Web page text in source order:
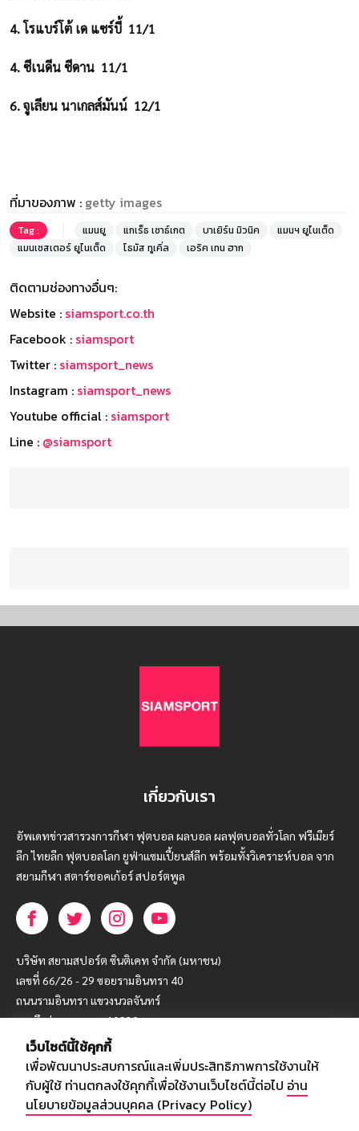
4. โรแบร์โต้ เด แซร์บี้ 11/1
4. ซีเนดีน ซีดาน 11/1
6. จูเลียน นาเกลส์มันน์ 12/1
ที่มาของภาพ : getty images
Tag : แมนยู แกเร็ธ เซาธ์เกต บาเยิร์น มิวนิค
แมนฯ ยูไนเต็ด
แมนเชสเตอร์ ยูไนเต็ด
โธมัส ทูเคิ่ล เอริค เทน ฮาก
ติดตามช่องทางอื่นๆ:
Website : siamsport.co.th
Facebook : siamsport
Twitter : siamsport_news
Instagram : siamsport_news
Youtube official : siamsport
Line : @siamsport
เกี่ยวกับเรา
อัพเดทข่าวสารวงการกีฬา ฟุตบอล ผลบอล ผลฟุตบอลทั่วโลก ฟรีเมียร์
ลีก ไทยลีก ฟุตบอลโลก ยูฟ่าแซมเปี้ยนส์ลีก พร้อมทั้งวิเคราะห์บอล จาก
สยามกีฬา สตาร์ชอคเก้อร์ สปอร์ตพูล
บริษัท สยามสปอร์ต ซินติเคท จำกัด (มหาชน)
เลขที่ 66/26 - 29 ซอยรามอินทรา 40
ถนนรามอินทรา แขวงนวลจันทร์
เขตบึงกุ่ม กรุงเทพฯ 10230
โทร : 02-5088-000
webmaster@siamsport.co.th
เว็บไซต์ : www.siamsport.co.th
เว็บไซต์นี้ใช้คุกกี้
เพื่อพัฒนาประสบการณ์และเพิ่มประสิทธิภาพการใช้งานให้
กับผู้ใช้ ท่านตกลงใช้คุกกี้เพื่อใช้งานเว็บไซต์นี้ต่อไป อ่าน
นโยบายข้อมูลส่วนบุคคล (Privacy Policy)